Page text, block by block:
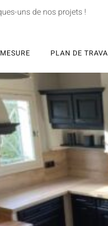
uns de nos projets !
PLAN DE